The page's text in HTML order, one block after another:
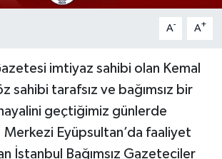
A- A+
imtiyaz sahibi olan Kemal
sahibi tarafsız ve bağımsız bir
geçtiğimiz günlerde
Eyüpsultan’da faaliyet
İstanbul Bağımsız Gazeteciler